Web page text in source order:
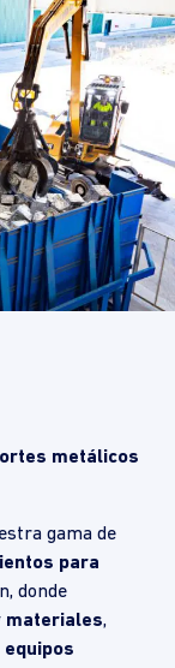
metálicos
gama de
para
donde
materiales,
equipos